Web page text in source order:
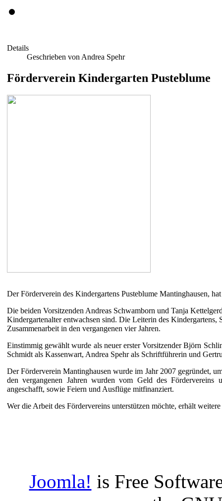
Details
Geschrieben von Andrea Spehr
Förderverein Kindergarten Pusteblume
Der Förderverein des Kindergartens Pusteblume Mantinghausen,
Die beiden Vorsitzenden Andreas Schwamborn und Tanja
Kindergartenalter entwachsen sind. Die Leiterin des Kindergartens,
Zusammenarbeit in den vergangenen vier Jahren.
Einstimmig gewählt wurde als neuer erster Vorsitzender Björn
Schmidt als Kassenwart, Andrea Spehr als Schriftführerin und
Der Förderverein Mantinghausen wurde im Jahr 2007 gegründet,
den vergangenen Jahren wurden vom Geld des
angeschafft, sowie Feiern und Ausflüge mitfinanziert.
Wer die Arbeit des Fördervereins unterstützen möchte, erhält
Joomla! is Free